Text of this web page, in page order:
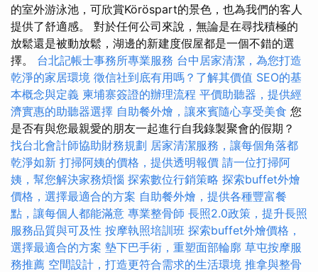
的室外游泳池，可欣賞Köröspart的景色，也為我們的客人
提供了舒適感。 對於任何公司來說，無論是在尋找積極的
放鬆還是被動放鬆，湖邊的新建度假屋都是一個不錯的選
擇。 台北記帳士事務所專業服務 台中居家清潔，為您打造
乾淨的家居環境 徵信社到底有用嗎？了解其價值 SEO的基
本概念與定義 柬埔寨簽證的辦理流程 平價助聽器，提供經
濟實惠的助聽器選擇 自助餐外燴，讓來賓隨心享受美食 您
是否有與您最親愛的朋友一起進行自我錄製聚會的假期？
找台北會計師協助財務規劃 居家清潔服務，讓每個角落都
乾淨如新 打掃阿姨的價格，提供透明報價 請一位打掃阿
姨，幫您解決家務煩惱 探索數位行銷策略 探索buffet外燴
價格，選擇最適合的方案 自助餐外燴，提供各種豐富餐
點，讓每個人都能滿意 專業整骨師 長照2.0政策，提升長照
服務品質與可及性 按摩執照培訓班 探索buffet外燴價格，
選擇最適合的方案 墊下巴手術，重塑面部輪廓 草屯按摩服
務推薦 空間設計，打造更符合需求的生活環境 推拿與整骨